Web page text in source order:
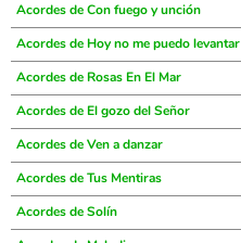
Acordes de Con fuego y unción
Acordes de Hoy no me puedo levantar
Acordes de Rosas En El Mar
Acordes de El gozo del Señor
Acordes de Ven a danzar
Acordes de Tus Mentiras
Acordes de Solín